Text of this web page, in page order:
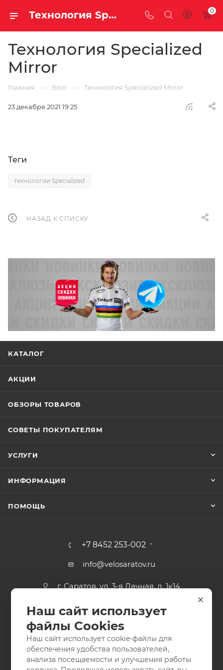
Технология Specialized Mirror 0
Технология Specialized
Mirror
Главная — Блог — Технология Specialized Mirror
23 декабря 2021 19:25
Теги
технологии Specialized
НАЗАД К СПИСКУ
КАТАЛОГ
АКЦИИ
ОБЗОРЫ ТОВАРОВ
СОВЕТЫ ПОКУПАТЕЛЯМ
УСЛУГИ
ИНФОРМАЦИЯ
ПОМОЩЬ
+7 8452 253-002
info@velosaratov.ru
г. Саратов, ул. 3-я Дачная, д. 1к14
2011-2026 © интернет-магазин спортивных товаров
Наш сайт использует
файлы Cookies
Наш сайт использует cookie-файлы для
обеспечения удобства пользователей,
анализа посещаемости и улучшения работы